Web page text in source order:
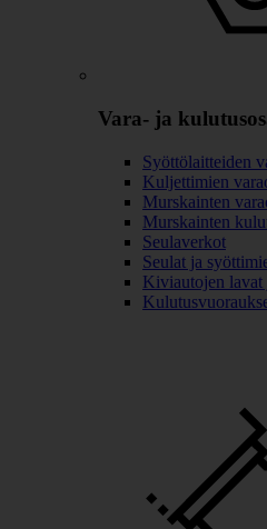
Vara- ja
Syöttölaitteiden
Kuljettimien
Murskainten
Murskainten
Seulaverkot
Seulat ja
Kiviautojen lavat